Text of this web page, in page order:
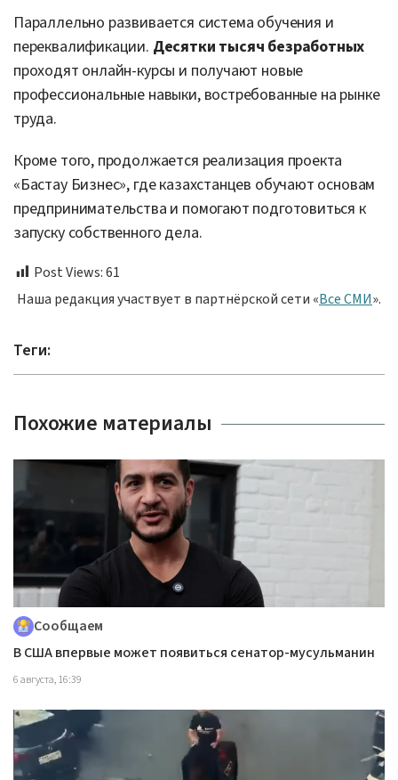
Параллельно развивается система обучения и
переквалификации. Десятки тысяч безработных
проходят онлайн-курсы и получают новые
профессиональные навыки, востребованные на рынке
труда.
Кроме того, продолжается реализация проекта
«Бастау Бизнес», где казахстанцев обучают основам
предпринимательства и помогают подготовиться к
запуску собственного дела.
Post Views:61
Наша редакция участвует в партнёрской сети «Все СМИ».
Теги:
Похожие материалы
Сообщаем
В США впервые может появиться сенатор-мусульманин
6 августа, 16:39